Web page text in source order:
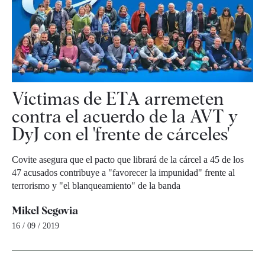
Víctimas de ETA arremeten
contra el acuerdo de la AVT y
DyJ con el 'frente de cárceles'
Covite asegura que el pacto que librará de la cárcel a 45 de los
47 acusados contribuye a "favorecer la impunidad" frente al
terrorismo y "el blanqueamiento" de la banda
Mikel Segovia
16 / 09 / 2019